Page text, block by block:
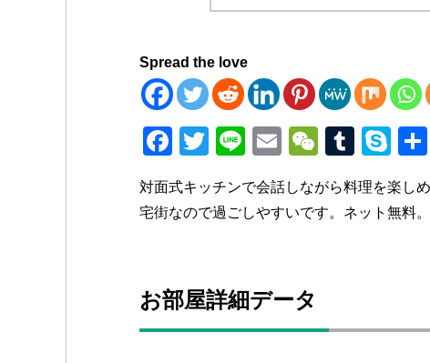
Spread the love
F
a
c
e
o
o
T
tt
er
Li
e
E
ail
W
C
h
T
m
bl
S
p
e
対面式キッチンで会話しながら料理を楽し
宅街なので過ごしやすいです。ネット無料。
お部屋詳細データ